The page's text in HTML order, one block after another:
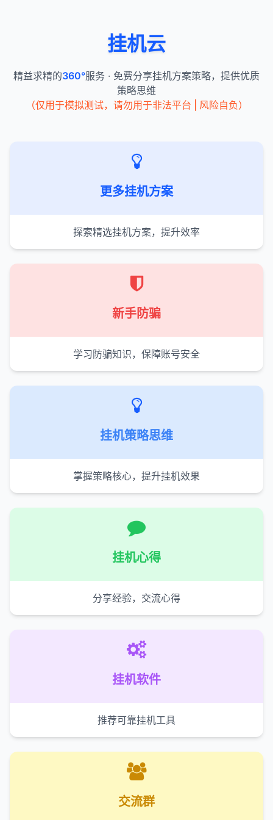
挂机云
精益求精的360°服务 · 免费分享挂机方案策略，提供优质
策略思维
（仅用于模拟测试，请勿用于非法平台 | 风险自负）
更多挂机方案
探索精选挂机方案，提升效率
新手防骗
学习防骗知识，保障账号安全
挂机策略思维
掌握策略核心，提升挂机效果
挂机心得
分享经验，交流心得
挂机软件
推荐可靠挂机工具
交流群